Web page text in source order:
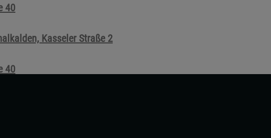
40
Kasseler Straße 2
40